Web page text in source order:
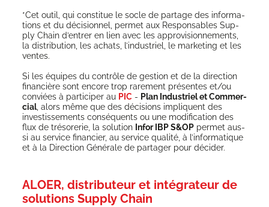
*Cet outil, qui consti­tue le socle de par­tage des infor­ma­
tions et du déci­sion­nel, per­met aux Res­pon­sables Sup­
ply Chain d’entrer en lien avec les appro­vi­sion­ne­ments,
la dis­tri­bu­tion, les achats, l’industriel, le mar­ke­ting et les
ventes.
Si les équipes du contrôle de ges­tion et de la direc­tion
finan­cière sont encore trop rare­ment pré­sentes et/ou
conviées à par­ti­ci­per au PIC - Plan Indus­triel et Com­mer­
cial, alors même que des déci­sions impliquent des
inves­tis­se­ments consé­quents ou une modi­fi­ca­tion des
flux de tré­so­re­rie, la solu­tion Infor IBP S&OPper­met aus­
si au ser­vice finan­cier, au ser­vice qua­li­té, à l’informatique
et à la Direc­tion Géné­rale de par­ta­ger pour décider.
ALOER, distributeur et intégrateur de
solutions Supply Chain